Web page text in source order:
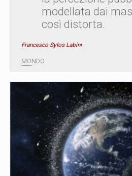
modellata dai
così distorta.
Francesco Sylos Labini
MONDO